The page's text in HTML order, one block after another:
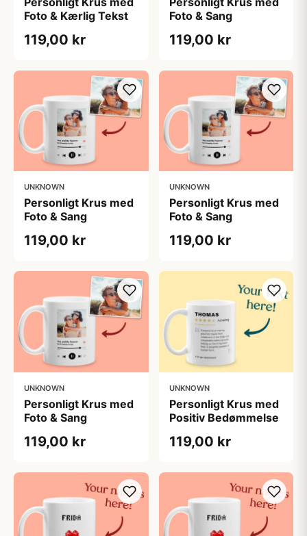
Foto & Kærlig Tekst
119,00 kr
Foto & Sang
119,00 kr
UNKNOWN
Personligt Krus med
Foto & Sang
119,00 kr
UNKNOWN
Personligt Krus med
Foto & Sang
119,00 kr
UNKNOWN
Personligt Krus med
Foto & Sang
119,00 kr
UNKNOWN
Personligt Krus med
Positiv Bedømmelse
119,00 kr